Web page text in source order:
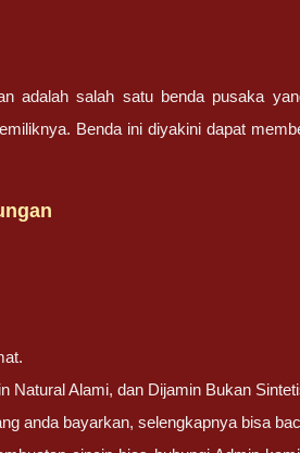
adalah salah satu benda pusaka
Benda ini diyakini dapat
Alami, dan Dijamin Bukan
anda bayarkan, selengkapnya bisa